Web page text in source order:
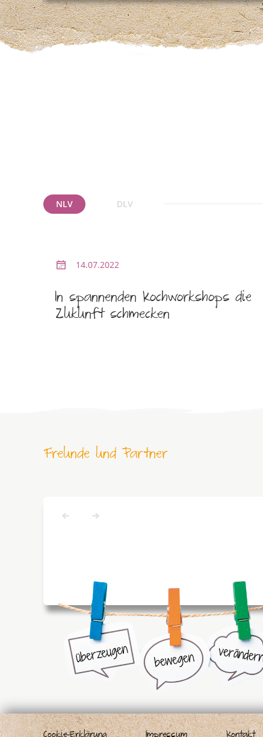
NLV DLV
14.07.2022
In spannenden Kochworkshops die
Zukunft schmecken
Freunde und Partner